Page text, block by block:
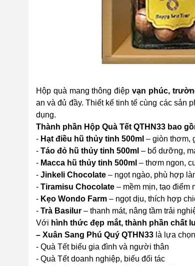
Hộp quà mang thông điệpvạn phúc,
an và đủ đầy. Thiết kế tinh tế cùng các sản
dụng.
Thành phần Hộp Quà Tết QTHN33 bao
- Hạt điều hũ thủy tinh 500ml – giòn thơm,
- Táo đỏ hũ thủy tinh 500ml – bổ dưỡng,
- Macca hũ thủy tinh 500ml – thơm ngon,
- Jinkeli Chocolate – ngọt ngào, phù hợp
- Tiramisu Chocolate – mềm mịn, tạo điểm
- Kẹo Wondo Farm – ngọt dịu, thích hợp
- Trà Basilur – thanh mát, nâng tầm trải
Với hình thức đẹp mắt, thành phần chất
– Xuân Sang Phú Quý QTHN33 là lựa
- Quà Tết biếu gia đình và người thân
- Quà Tết doanh nghiệp, biếu đối tác